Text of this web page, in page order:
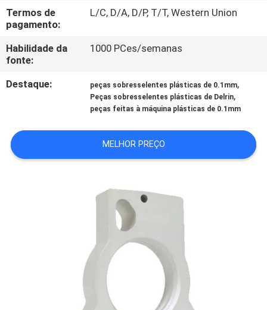
NOTÍCIAS
SOLICITE
UM
ORÇAMENTO
MAPA
DO
PRIVACIDADE
Termos de
pagamento:
L/C, D/A, D/P, T/T, Western Union
Habilidade da
fonte:
1000 PCes/semanas
Destaque: peças sobresselentes plásticas de 0.1mm,
Peças sobresselentes plásticas de Delrin,
peças feitas à máquina plásticas de 0.1mm
MELHOR PREÇO